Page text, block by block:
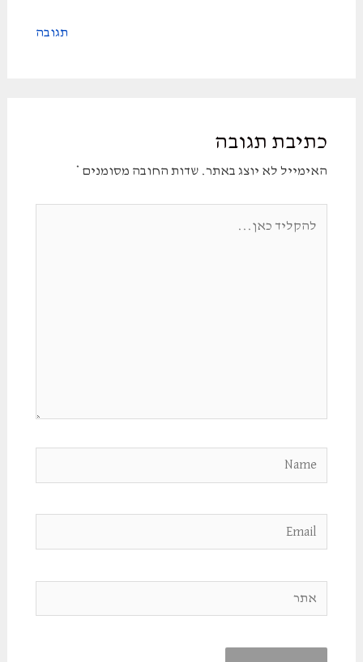
תגובה
כתיבת תגובה
האימייל לא יוצג באתר. שדות החובה מסומנים *
Email
אתר